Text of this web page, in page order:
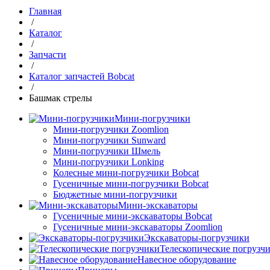
Главная
/
Каталог
/
Запчасти
/
Каталог запчастей Bobcat
/
Башмак стрелы
Мини-погрузчики
Мини-погрузчики Zoomlion
Мини-погрузчики Sunward
Мини-погрузчики Шмель
Мини-погрузчики Lonking
Колесные мини-погрузчики Bobcat
Гусеничные мини-погрузчики Bobcat
Бюджетные мини-погрузчики
Мини-экскаваторы
Гусеничные мини-экскаваторы Bobcat
Гусеничные мини-экскаваторы Zoomlion
Экскаваторы-погрузчики
Телескопические
Навесное оборудование